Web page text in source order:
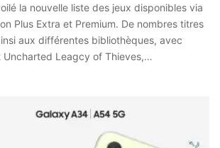
la nouvelle liste des jeux disponibles via
Plus Extra et Premium. De nombres titres
aux différentes bibliothèques, avec
Uncharted Leagcy of Thieves,…